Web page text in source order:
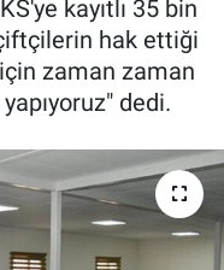
kayıtlı 35 bin
hak ettiği
zaman zaman
dedi.